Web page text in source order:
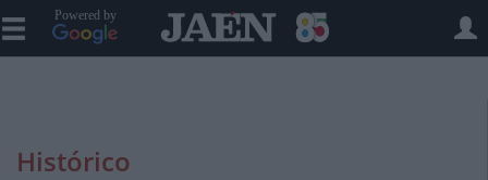
Powered by
Histórico